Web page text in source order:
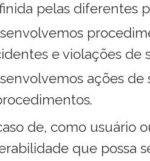
pelas diferentes
e violações de
ações
de, como usuário
que possa